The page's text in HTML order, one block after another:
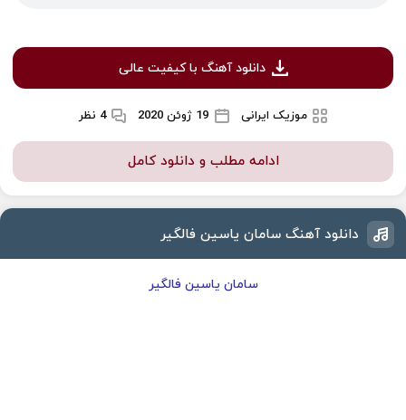
دانلود آهنگ با کیفیت عالی
موزیک ایرانی 19 ژوئن 2020 4 نظر
ادامه مطلب و دانلود کامل
دانلود آهنگ سامان یاسین فالگیر
سامان یاسین فالگیر